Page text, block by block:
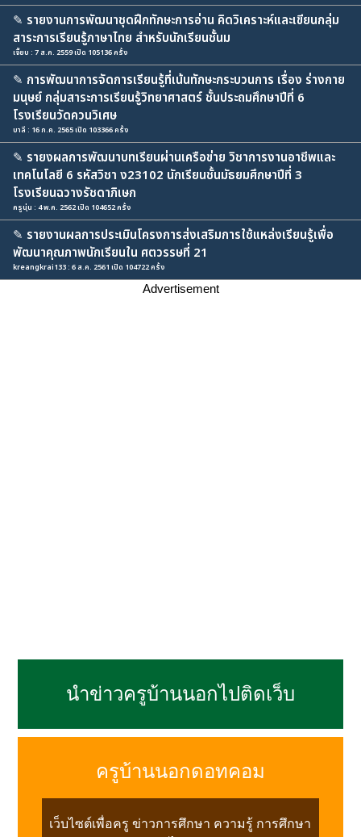
✎ รายงานการพัฒนาชุดฝึกทักษะการอ่าน คิดวิเคราะห์และเขียนกลุ่ม
สาระการเรียนรู้ภาษาไทย สำหรับนักเรียนชั้นม
เจี๊ยบ : 7 ส.ค. 2559 เปิด 105136 ครั้ง
✎ การพัฒนาการจัดการเรียนรู้ที่เน้นทักษะกระบวนการ เรื่อง ร่างกาย
มนุษย์ กลุ่มสาระการเรียนรู้วิทยาศาสตร์ ชั้นประถมศึกษาปีที่ 6
โรงเรียนวัดควนวิเศษ
บาลี : 16 ก.ค. 2565 เปิด 103366 ครั้ง
✎ รายงผลการพัฒนาบทเรียนผ่านเครือข่าย วิชาการงานอาชีพและ
เทคโนโลยี 6 รหัสวิชา ง23102 นักเรียนชั้นมัธยมศึกษาปีที่ 3
โรงเรียนฉวางรัชดาภิเษก
ครูนุ่น : 4 พ.ค. 2562 เปิด 104652 ครั้ง
✎ รายงานผลการประเมินโครงการส่งเสริมการใช้แหล่งเรียนรู้เพื่อ
พัฒนาคุณภาพนักเรียนใน ศตวรรษที่ 21
kreangkrai133 : 6 ส.ค. 2561 เปิด 104722 ครั้ง
Advertisement
นำข่าวครูบ้านนอกไปติดเว็บ
ครูบ้านนอกดอทคอม
เว็บไซต์เพื่อครู ข่าวการศึกษา ความรู้ การศึกษา